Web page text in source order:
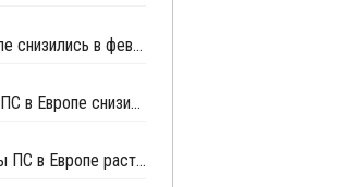
Контрактные цены ПС в Европе снизились в феврале
Июльские контрактные цены ПС в Европе снизились
Апрельские контрактные цены ПС в Европе растут уже шестой месяц подряд